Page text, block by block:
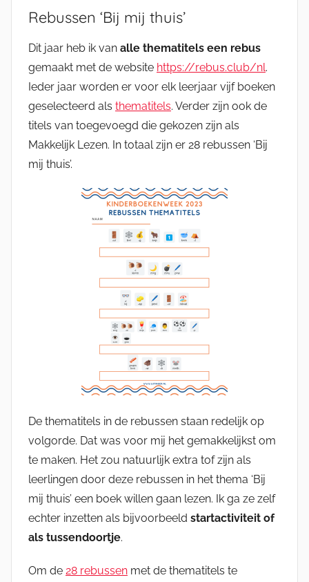
Rebussen ‘Bij mij thuis’
Dit jaar heb ik van alle thematitels een rebus
gemaakt met de website https://rebus.club/nl.
Ieder jaar worden er voor elk leerjaar vijf boeken
geselecteerd als thematitels. Verder zijn ook de
titels van toegevoegd die gekozen zijn als
Makkelijk Lezen. In totaal zijn er 28 rebussen ‘Bij
mij thuis’.
De thematitels in de rebussen staan redelijk op
volgorde. Dat was voor mij het gemakkelijkst om
te maken. Het zou natuurlijk extra tof zijn als
leerlingen door deze rebussen in het thema ‘Bij
mij thuis’ een boek willen gaan lezen. Ik ga ze zelf
echter inzetten als bijvoorbeeld startactiviteit of
als tussendoortje.
Om de 28 rebussen met de thematitels te